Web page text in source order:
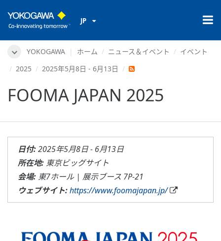
JP
YOKOGAWA ホーム ニュース＆イベント
イベント
2025
2025年5月8日 - 6月13日
FOOMA JAPAN 2025
日付:2025年5月8日 - 6月13日
所在地: 東京ビッグサイト
会場: 東7ホール | 展示ブース 7P-21
ウェブサイト:https://www.foomajapan.jp/